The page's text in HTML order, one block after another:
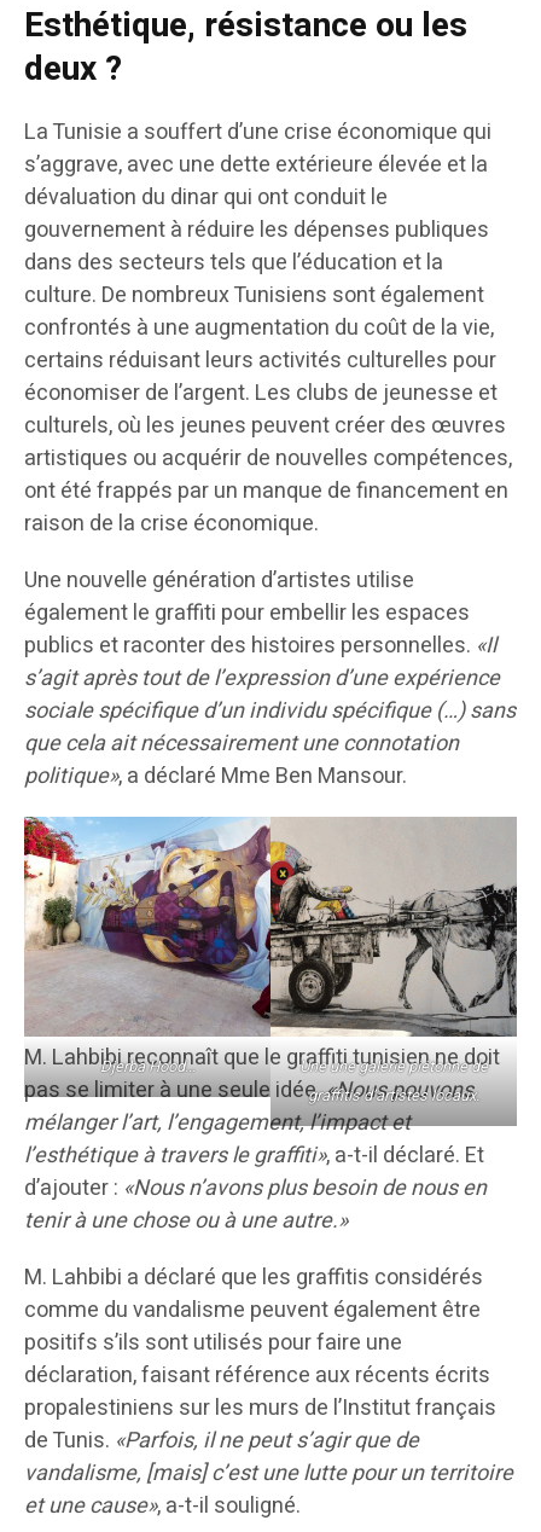
Esthétique, résistance ou les
deux ?
La Tunisie a souffert d’une crise économique qui
s’aggrave, avec une dette extérieure élevée et la
dévaluation du dinar qui ont conduit le
gouvernement à réduire les dépenses publiques
dans des secteurs tels que l’éducation et la
culture. De nombreux Tunisiens sont également
confrontés à une augmentation du coût de la vie,
certains réduisant leurs activités culturelles pour
économiser de l’argent. Les clubs de jeunesse et
culturels, où les jeunes peuvent créer des œuvres
artistiques ou acquérir de nouvelles compétences,
ont été frappés par un manque de financement en
raison de la crise économique.
Une nouvelle génération d’artistes utilise
également le graffiti pour embellir les espaces
publics et raconter des histoires personnelles. «Il
s’agit après tout de l’expression d’une expérience
sociale spécifique d’un individu spécifique (…) sans
que cela ait nécessairement une connotation
politique», a déclaré Mme Ben Mansour.
Djerba Hood…
Une une galerie piétonne de
graffitis d’artistes locaux.
M. Lahbibi reconnaît que le graffiti tunisien ne doit
pas se limiter à une seule idée.«Nous pouvons
mélanger l’art, l’engagement, l’impact et
l’esthétique à travers le graffiti», a-t-il déclaré. Et
d’ajouter : «Nous n’avons plus besoin de nous en
tenir à une chose ou à une autre.»
M. Lahbibi a déclaré que les graffitis considérés
comme du vandalisme peuvent également être
positifs s’ils sont utilisés pour faire une
déclaration, faisant référence aux récents écrits
propalestiniens sur les murs de l’Institut français
de Tunis. «Parfois, il ne peut s’agir que de
vandalisme, [mais] c’est une lutte pour un territoire
et une cause», a-t-il souligné.